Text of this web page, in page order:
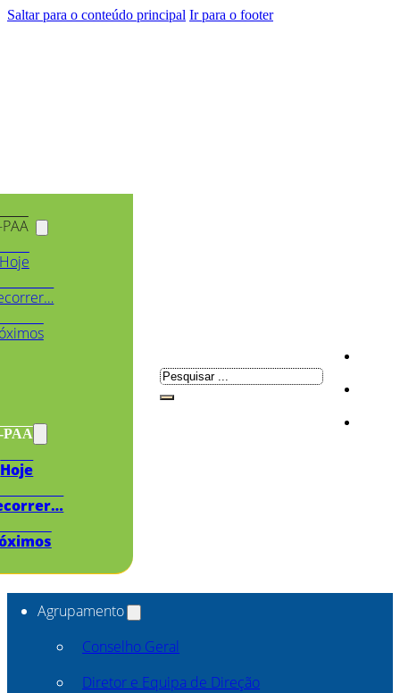
Saltar para o conteúdo principal Ir para o footer
PAA
Hoje
Pesquisar
Agrupamento
Conselho Geral
Diretor e Equipa de Direção